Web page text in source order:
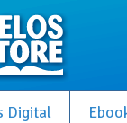
Digital